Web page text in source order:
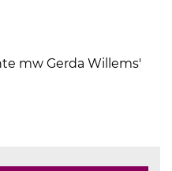
mw Gerda Willems'